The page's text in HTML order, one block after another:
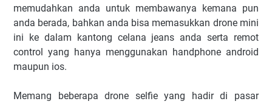
memudahkan anda untuk membawanya kemana pun
anda berada, bahkan anda bisa memasukkan drone mini
ini ke dalam kantong celana jeans anda serta remot
control yang hanya menggunakan handphone android
maupun ios.
Memang beberapa drone selfie yang hadir di pasar